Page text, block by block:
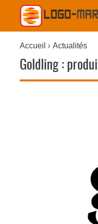
Accueil Actualités
Goldling :